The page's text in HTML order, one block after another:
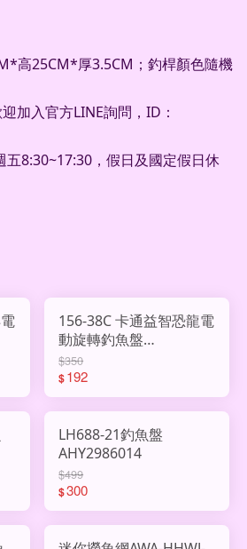
高25CM*厚3.5CM；釣桿顏色隨機
加入官方LINE詢問，ID：
五8:30~17:30，假日及國定假日休
156-38C 卡通益智恐龍電
動旋轉釣魚盤
AHY3015486
$350
$192
LH688-21釣魚盤
AHY2986014
$499
$300